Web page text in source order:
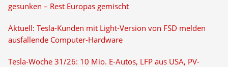
gesunken – Rest Europas gemischt
Aktuell: Tesla-Kunden mit Light-Version von FSD melden
ausfallende Computer-Hardware
Tesla-Woche 31/26: 10 Mio. E-Autos, LFP aus USA, PV-